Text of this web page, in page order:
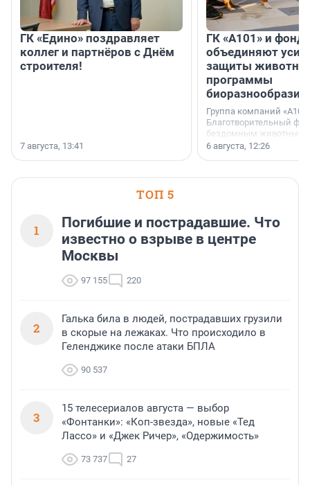
ГК «Едино» поздравляет
коллег и партнёров с Днём
строителя!
7 августа, 13:41
ГК «А101» и фонд
объединяют
защиты
программы
биоразнообразия
Группа компаний
Благотворительный
бездомным животным
заключили соглашение
6 августа, 12:26
ТОП 5
1
Погибшие и пострадавшие. Что
известно о взрыве в центре
Москвы
97 155 220
2
Галька била в людей, пострадавших грузили
в скорые на лежаках. Что происходило в
Геленджике после атаки БПЛА
90 537
3
15 телесериалов августа — выбор
«Фонтанки»: «Коп-звезда», новые «Тед
Лассо» и «Джек Ричер», «Одержимость»
73 737 27